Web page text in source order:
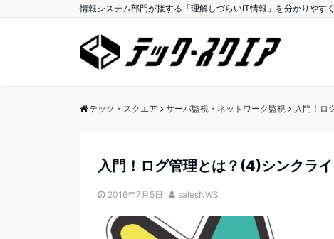
情報システム部門が接する「理解しづらいIT情報」を分かりやす
テック・スクエア サーバ監視・ネットワーク監視 入門！ロ
入門！ログ管理とは？(4)シンクラ
2016年7月5日 salesNWS